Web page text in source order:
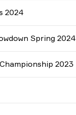
2024
Spring 2024
2023